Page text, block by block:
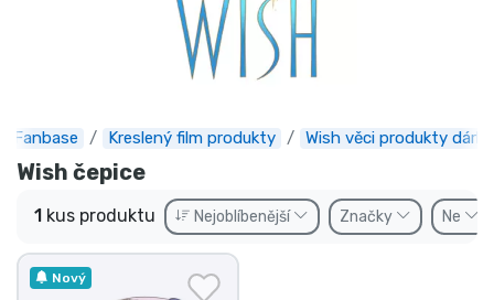
Fanbase Kreslený film produkty Wish věci produkty dárky
Wish čepice
1 kus produktu Nejoblíbenější Značky Ne
Nový
Nejnovější věci
Speciální nabídky
Předobjednat
Outlet produkty
Doprava a platba